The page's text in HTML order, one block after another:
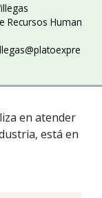
Recursos Human
en atender
está en